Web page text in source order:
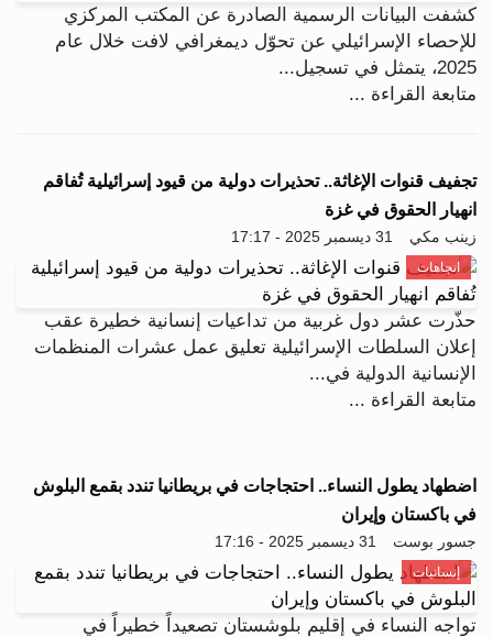
كشفت البيانات الرسمية الصادرة عن المكتب المركزي
للإحصاء الإسرائيلي عن تحوّل ديمغرافي لافت خلال عام
2025، يتمثل في تسجيل...
متابعة القراءة ...
تجفيف قنوات الإغاثة.. تحذيرات دولية من قيود إسرائيلية تُفاقم
انهيار الحقوق في غزة
زينب مكي 31 ديسمبر 2025 - 17:17
اتجاهات
حذّرت عشر دول غربية من تداعيات إنسانية خطيرة عقب
إعلان السلطات الإسرائيلية تعليق عمل عشرات المنظمات
الإنسانية الدولية في...
متابعة القراءة ...
اضطهاد يطول النساء.. احتجاجات في بريطانيا تندد بقمع البلوش
في باكستان وإيران
جسور بوست 31 ديسمبر 2025 - 17:16
إنسانيات
تواجه النساء في إقليم بلوشستان تصعيداً خطيراً في